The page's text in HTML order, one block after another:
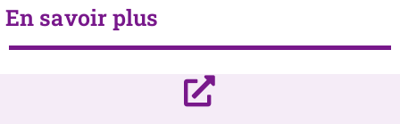
En savoir plus